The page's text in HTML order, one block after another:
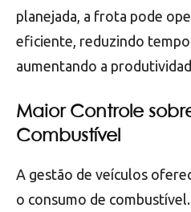
planejada, a frota pode
eficiente, reduzindo
aumentando a
Maior Controle
Combustível
A gestão de veículos
o consumo de